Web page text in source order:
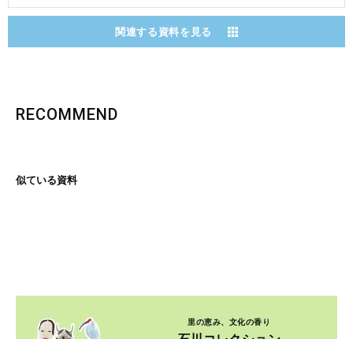
関連する資料を見る
RECOMMEND
似ている資料
里の恵み、文化の香り